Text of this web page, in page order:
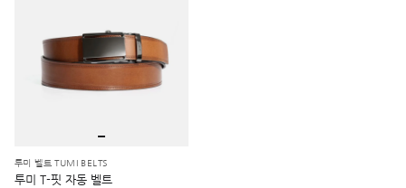
투미 벨트 TUMI BELTS
투미 T-핏 자동 벨트